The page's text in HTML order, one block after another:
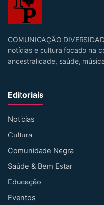
COMUNICAÇÃO
notícias e cultura focado na
ancestralidade, saúde,
Editoriais
Notícias
Cultura
Comunidade Negra
Saúde & Bem Estar
Educação
Eventos